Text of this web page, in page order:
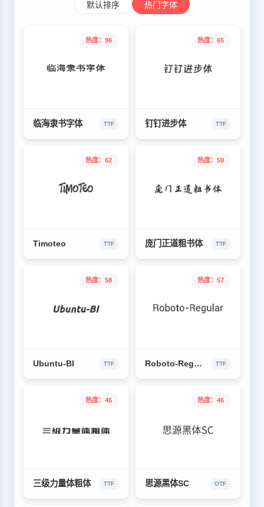
默认排序 热门字体
热度：96
临海隶书字体 TTF
热度：65
钉钉进步体 TTF
热度：62
Timoteo TTF
热度：59
庞门正道粗书体 TTF
热度：58
Ubuntu-BI TTF
热度：57
Roboto-Regular TTF
热度：46
三级力量体粗体 TTF
热度：46
思源黑体SC OTF